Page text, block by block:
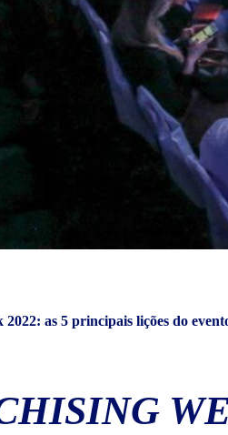
as 5 principais lições do